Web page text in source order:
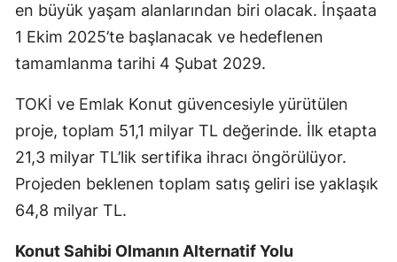
Sivas
Trabzon
Tunceli
en büyük yaşam alanlarından biri olacak. İnşaata
1 Ekim 2025’te başlanacak ve hedeflenen
tamamlanma tarihi 4 Şubat 2029.
TOKİ ve Emlak Konut güvencesiyle yürütülen
proje, toplam 51,1 milyar TL değerinde. İlk etapta
21,3 milyar TL’lik sertifika ihracı öngörülüyor.
Projeden beklenen toplam satış geliri ise yaklaşık
64,8 milyar TL.
Konut Sahibi Olmanın Alternatif Yolu